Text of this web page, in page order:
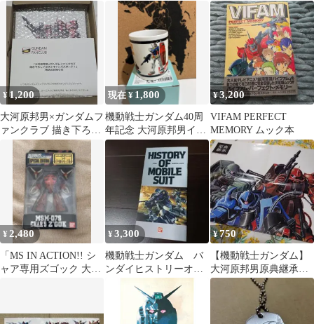
男 USED 当時物 箱あり
古物
+風林火山編
き
¥1,200
大河原邦男×ガンダムフ
ァンクラブ 描き下ろし
イラストキャンバスボ
ード
現在 ¥ 1,800
機動戦士ガンダム40周
年記念 大河原邦男イラ
スト マグカップ（ホワ
イトベース隊）
¥3,200
VIFAM PERFECT
MEMORY ムック本
¥ 2,480
「MS IN ACTION!! シ
ャア専用ズゴック 大河
¥3,300
機動戦士ガンダム バ
ンダイヒストリーオブ
当時物 大河原邦男
¥750
【機動戦士ガンダム】
大河原邦男原典継承ポ
スター 雑誌付録